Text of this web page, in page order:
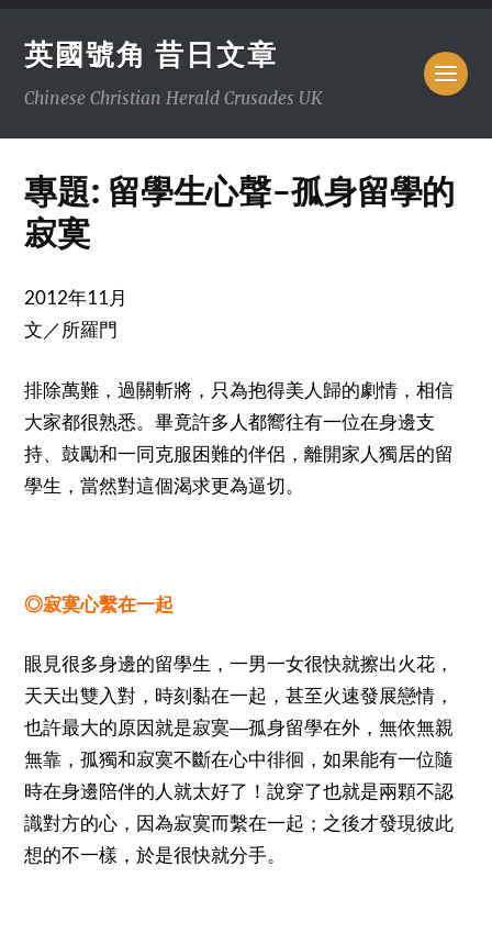
英國號角 昔日文章
Chinese Christian Herald Crusades UK
專題: 留學生心聲-孤身留學的
寂寞
2012年11 月
文／所羅門
排除萬難，過關斬將，只為抱得美人歸的劇情，相信
大家都很熟悉。畢竟許多人都嚮往有一位在身邊支
持、鼓勵和一同克服困難的伴侶，離開家人獨居的留
學生，當然對這個渴求更為逼切。
◎寂寞心繫在一起
眼見很多身邊的留學生，一男一女很快就擦出火花，
天天出雙入對，時刻黏在一起，甚至火速發展戀情，
也許最大的原因就是寂寞―孤身留學在外，無依無親
無靠，孤獨和寂寞不斷在心中徘徊，如果能有一位隨
時在身邊陪伴的人就太好了！說穿了也就是兩顆不認
識對方的心，因為寂寞而繫在一起；之後才發現彼此
想的不一樣，於是很快就分手。